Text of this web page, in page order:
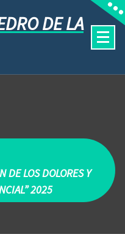
DE LA
DE LOS DOLORES Y
2025